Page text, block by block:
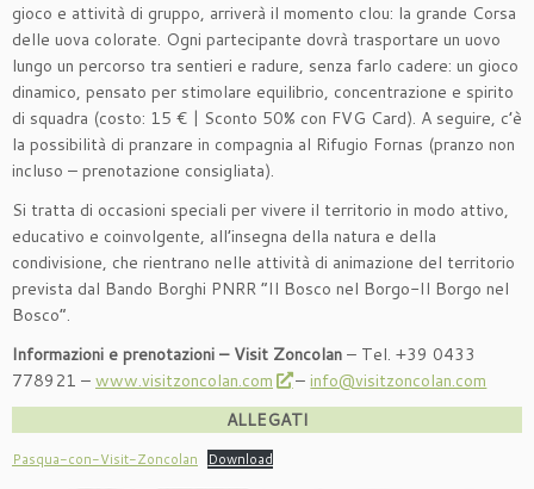
gioco e attività di gruppo, arriverà il momento clou: la grande Corsa
delle uova colorate. Ogni partecipante dovrà trasportare un uovo
lungo un percorso tra sentieri e radure, senza farlo cadere: un gioco
dinamico, pensato per stimolare equilibrio, concentrazione e spirito
di squadra (costo: 15 € | Sconto 50% con FVG Card). A seguire, c’è
la possibilità di pranzare in compagnia al Rifugio Fornas (pranzo non
incluso – prenotazione consigliata).
Si tratta di occasioni speciali per vivere il territorio in modo attivo,
educativo e coinvolgente, all’insegna della natura e della
condivisione, che rientrano nelle attività di animazione del territorio
prevista dal Bando Borghi PNRR “Il Bosco nel Borgo-Il Borgo nel
Bosco”.
Informazioni e prenotazioni – Visit Zoncolan – Tel. +39 0433
778921 – www.visitzoncolan.com – info@visitzoncolan.com
ALLEGATI
Pasqua-con-Visit-Zoncolan Download